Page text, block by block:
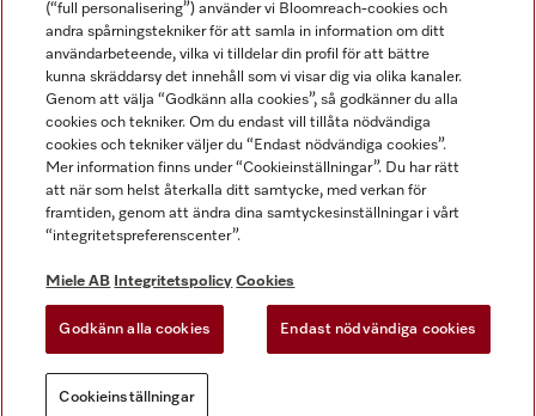
Miele AB
Allmänna villkor
Användarvillkor
Miele tillgänglighetsförklaring
Lagen om digitala tjänster
(“full personalisering”) använder vi Bloomreach-cookies och
andra spårningstekniker för att samla in information om ditt
användarbeteende, vilka vi tilldelar din profil för att bättre
kunna skräddarsy det innehåll som vi visar dig via olika kanaler.
Genom att välja “Godkänn alla cookies”, så godkänner du alla
cookies och tekniker. Om du endast vill tillåta nödvändiga
cookies och tekniker väljer du “Endast nödvändiga cookies”.
Mer information finns under “Cookieinställningar”. Du har rätt
att när som helst återkalla ditt samtycke, med verkan för
framtiden, genom att ändra dina samtyckesinställningar i vårt
“integritetspreferenscenter”.
Miele AB Integritetspolicy Cookies
Godkänn alla cookies Endast nödvändiga cookies
Cookieinställningar